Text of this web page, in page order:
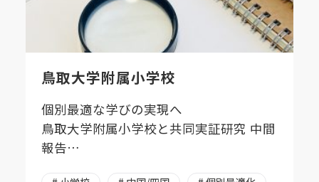
鳥取大学附属小学校
個別最適な学びの実現へ
鳥取大学附属小学校と共同実証研究 中間
報告